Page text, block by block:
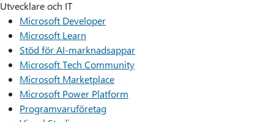
Utvecklare och IT
Microsoft Developer
Microsoft Learn
Stöd för AI-marknadsappar
Microsoft Tech Community
Microsoft Marketplace
Microsoft Power Platform
Programvaruföretag